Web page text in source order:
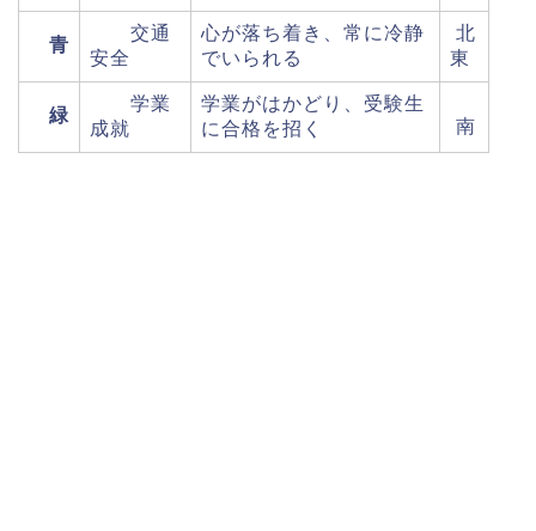
青
交通
安全
心が落ち着き、常に冷静
でいられる
北
東
緑
学業
成就
学業がはかどり、受験生
に合格を招く
南